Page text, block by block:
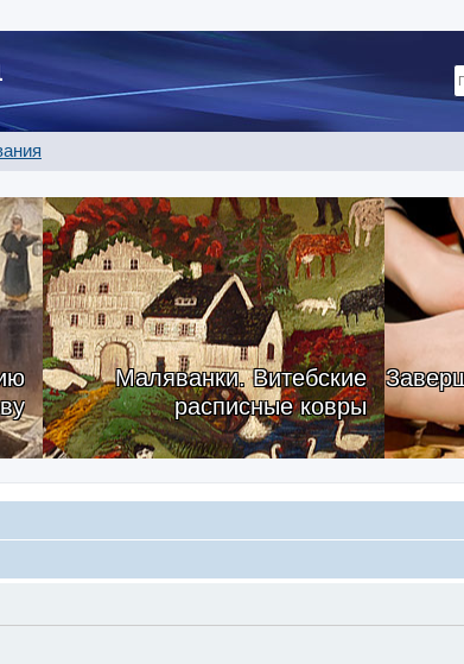
Маляванки. Витебские
расписные ковры